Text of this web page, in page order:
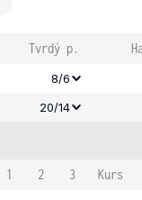
Tvrdý p.
8/6
20/14
1 2 3
Kurs